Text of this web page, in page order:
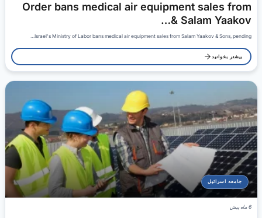
Order bans medical air equipment sales from
Salam Yaakov &…
Israel's Ministry of Labor bans medical air equipment sales from Salam Yaakov & Sons, pending…
بیشتر بخوانید
جامعه اسرائیل
6 ماه پیش